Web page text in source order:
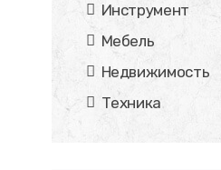
Инструмент
Мебель
Недвижимость
Техника